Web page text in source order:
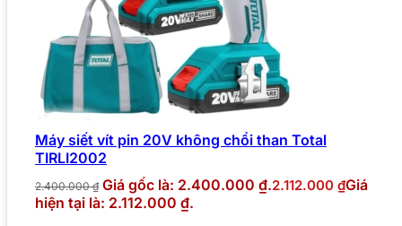
Máy siết vít pin 20V không chổi than Total
TIRLI2002
2.400.000₫ Giá gốc là: 2.400.000 ₫.2.112.000 ₫Giá
hiện tại là: 2.112.000 ₫.